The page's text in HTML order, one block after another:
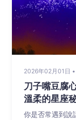
2026年02月01日
刀子嘴豆腐
溫柔的星座
你是否常遇到說